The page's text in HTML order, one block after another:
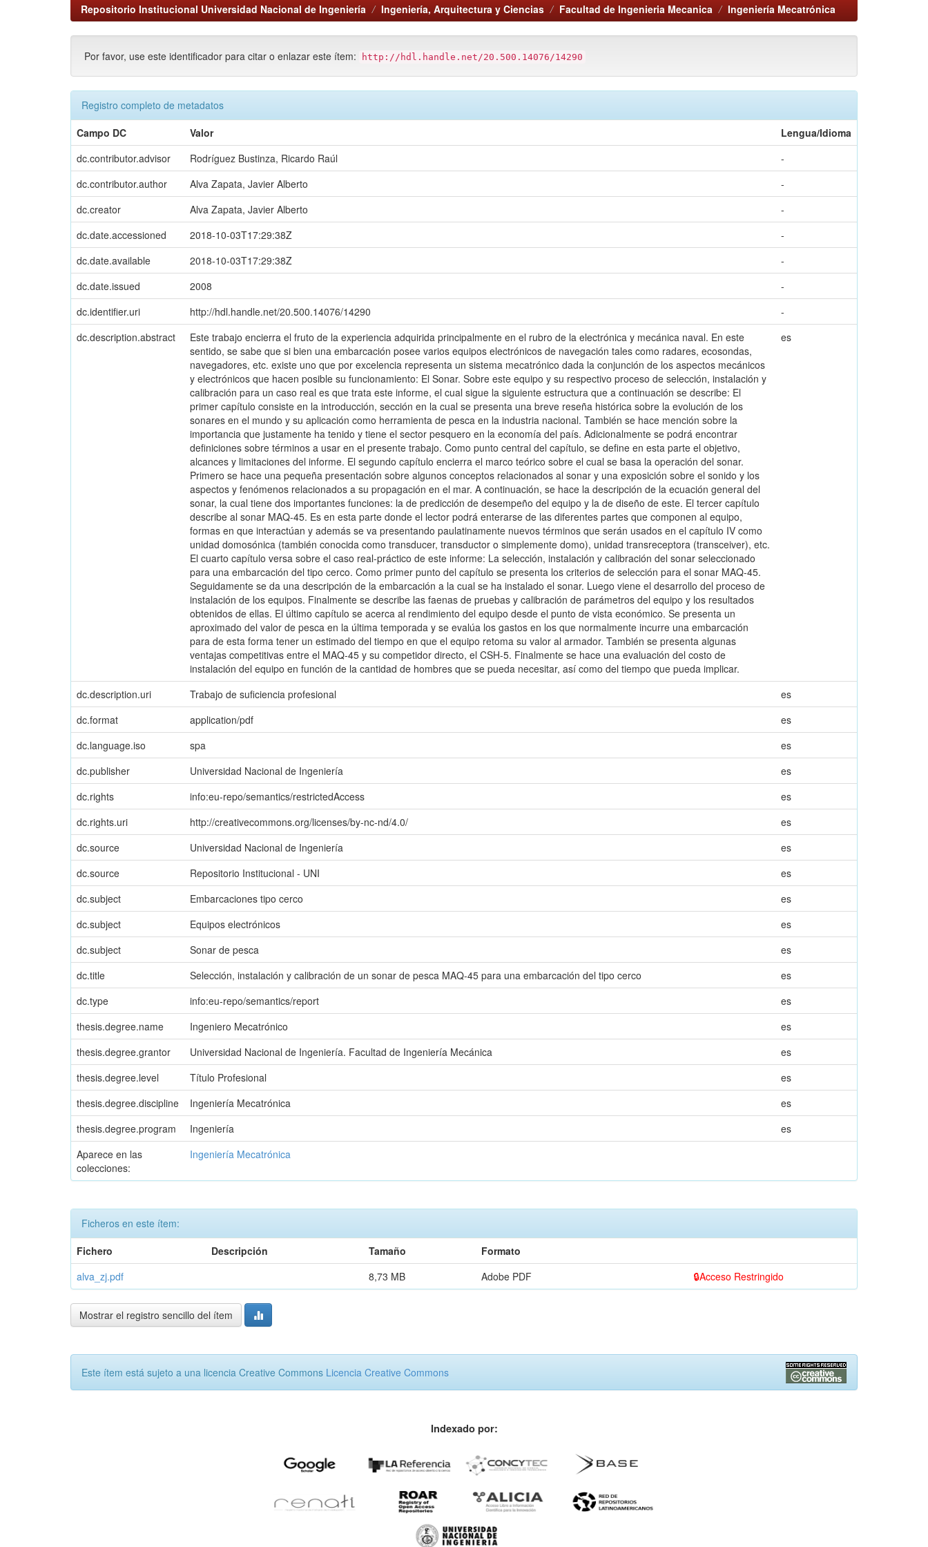
Repositorio Institucional Universidad Nacional de Ingeniería Ingeniería, Arquitectura y Ciencias Facultad de Ingenieria Mecanica Ingeniería Mecatrónica
Por favor, use este identificador para citar o enlazar este ítem: http://hdl.handle.net/20.500.14076/14290
Registro completo de metadatos
Campo DC
Valor
Lengua/Idioma
dc.contributor.advisor
Rodríguez Bustinza, Ricardo Raúl
-
dc.contributor.author
Alva Zapata, Javier Alberto
-
dc.creator
Alva Zapata, Javier Alberto
-
dc.date.accessioned
2018-10-03T17:29:38Z
-
dc.date.available
2018-10-03T17:29:38Z
-
dc.date.issued
2008
-
dc.identifier.uri
http://hdl.handle.net/20.500.14076/14290
-
dc.description.abstract
Este trabajo encierra el fruto de la experiencia adquirida principalmente en el rubro de la electrónica y mecánica naval. En este
sentido, se sabe que si bien una embarcación posee varios equipos electrónicos de navegación tales como radares, ecosondas,
navegadores, etc. existe uno que por excelencia representa un sistema mecatrónico dada la conjunción de los aspectos mecánicos
y electrónicos que hacen posible su funcionamiento: El Sonar. Sobre este equipo y su respectivo proceso de selección, instalación y
calibración para un caso real es que trata este informe, el cual sigue la siguiente estructura que a continuación se describe: El
primer capítulo consiste en la introducción, sección en la cual se presenta una breve reseña histórica sobre la evolución de los
sonares en el mundo y su aplicación como herramienta de pesca en la industria nacional. También se hace mención sobre la
importancia que justamente ha tenido y tiene el sector pesquero en la economía del país. Adicionalmente se podrá encontrar
definiciones sobre términos a usar en el presente trabajo. Como punto central del capítulo, se define en esta parte el objetivo,
alcances y limitaciones del informe. El segundo capítulo encierra el marco teórico sobre el cual se basa la operación del sonar.
Primero se hace una pequeña presentación sobre algunos conceptos relacionados al sonar y una exposición sobre el sonido y los
aspectos y fenómenos relacionados a su propagación en el mar. A continuación, se hace la descripción de la ecuación general del
sonar, la cual tiene dos importantes funciones: la de predicción de desempeño del equipo y la de diseño de este. El tercer capítulo
describe al sonar MAQ-45. Es en esta parte donde el lector podrá enterarse de las diferentes partes que componen al equipo,
formas en que interactúan y además se va presentando paulatinamente nuevos términos que serán usados en el capítulo IV como
unidad domosónica (también conocida como transducer, transductor o simplemente domo), unidad transreceptora (transceiver), etc.
El cuarto capítulo versa sobre el caso real-práctico de este informe: La selección, instalación y calibración del sonar seleccionado
para una embarcación del tipo cerco. Como primer punto del capítulo se presenta los criterios de selección para el sonar MAQ-45.
Seguidamente se da una descripción de la embarcación a la cual se ha instalado el sonar. Luego viene el desarrollo del proceso de
instalación de los equipos. Finalmente se describe las faenas de pruebas y calibración de parámetros del equipo y los resultados
obtenidos de ellas. El último capítulo se acerca al rendimiento del equipo desde el punto de vista económico. Se presenta un
aproximado del valor de pesca en la última temporada y se evalúa los gastos en los que normalmente incurre una embarcación
para de esta forma tener un estimado del tiempo en que el equipo retoma su valor al armador. También se presenta algunas
ventajas competitivas entre el MAQ-45 y su competidor directo, el CSH-5. Finalmente se hace una evaluación del costo de
instalación del equipo en función de la cantidad de hombres que se pueda necesitar, así como del tiempo que pueda implicar.
es
dc.description.uri Trabajo de suficiencia profesional
es
dc.format
application/pdf
es
dc.language.iso
spa
es
dc.publisher
Universidad Nacional de Ingeniería
es
dc.rights
info:eu-repo/semantics/restrictedAccess
es
dc.rights.uri
http://creativecommons.org/licenses/by-nc-nd/4.0/
es
dc.source
Universidad Nacional de Ingeniería
es
dc.source
Repositorio Institucional - UNI
es
dc.subject
Embarcaciones tipo cerco
es
dc.subject
Equipos electrónicos
es
dc.subject
Sonar de pesca
es
dc.title
Selección, instalación y calibración de un sonar de pesca MAQ-45 para una embarcación del tipo cerco
es
dc.type
info:eu-repo/semantics/report
es
thesis.degree.name
Ingeniero Mecatrónico
es
thesis.degree.grantor
Universidad Nacional de Ingeniería. Facultad de Ingeniería Mecánica
es
thesis.degree.level
Título Profesional
es
thesis.degree.discipline
Ingeniería Mecatrónica
es
thesis.degree.program
Ingeniería
es
Aparece en las
colecciones:
Ingeniería Mecatrónica
Ficheros en este ítem:
Fichero
Descripción Tamaño
Formato
alva_zj.pdf
8,73 MB Adobe PDF Acceso Restringido
Mostrar el registro sencillo del ítem
Este ítem está sujeto a una licencia Creative Commons Licencia Creative Commons
Indexado por: